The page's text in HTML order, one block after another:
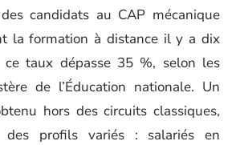
candidats au CAP mécanique
la formation à distance il y a dix
ce taux dépasse 35 %, selon les
de l’Éducation nationale. Un
hors des circuits classiques,
des profils variés : salariés en